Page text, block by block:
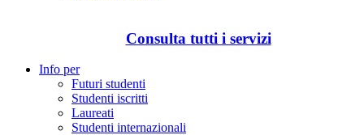
Consulta tutti i servizi
Info per
Futuri studenti
Studenti iscritti
Laureati
Studenti internazionali